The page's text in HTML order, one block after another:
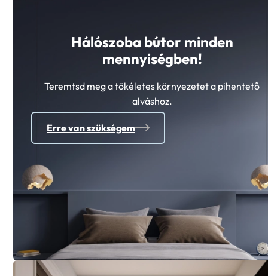
Hálószoba bútor minden
mennyiségben!
Teremtsd meg a tökéletes környezetet a pihentető
alváshoz.
Erre van szükségem